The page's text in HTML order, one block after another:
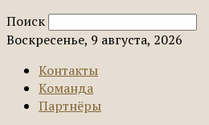
Поиск
Воскресенье, 9 августа, 2026
Контакты
Команда
Партнёры